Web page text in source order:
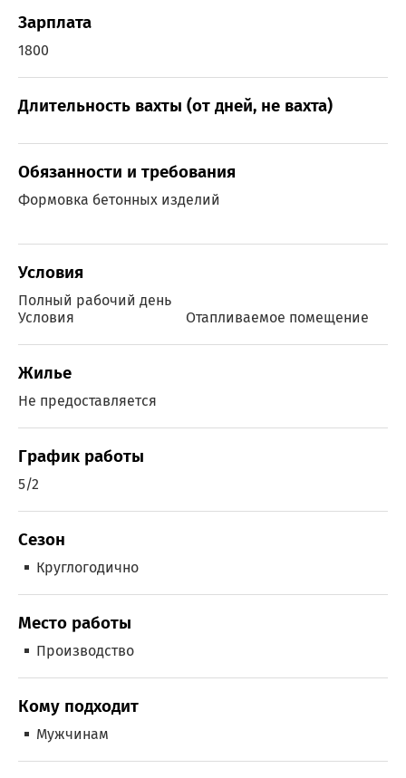
Зарплата
1800
Длительность вахты (от дней, не вахта)
Обязанности и требования
Формовка бетонных изделий
Условия
Полный рабочий день
Условия
Отапливаемое помещение
Жилье
Не предоставляется
График работы
5/2
Сезон
Круглогодично
Место работы
Производство
Кому подходит
Мужчинам